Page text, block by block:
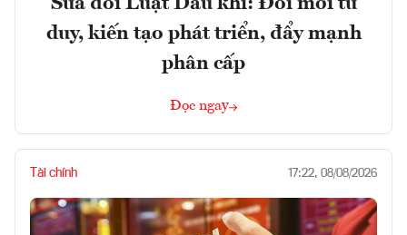
duy, kiến tạo phát triển, đẩy mạnh
phân cấp
Đọc ngay
Tài chính 17:22, 08/08/2026